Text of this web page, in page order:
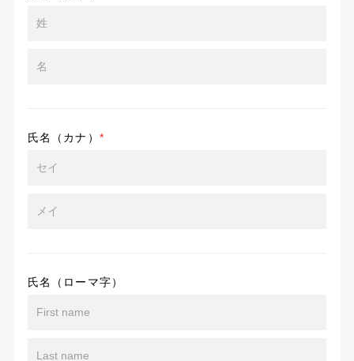
氏名（カナ） *
氏名（ローマ字）